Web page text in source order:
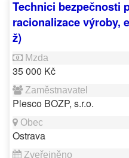
Technici bezpečnosti
racionalizace výroby,
ž)
35 000 Kč
Plesco BOZP, s.r.o.
Ostrava